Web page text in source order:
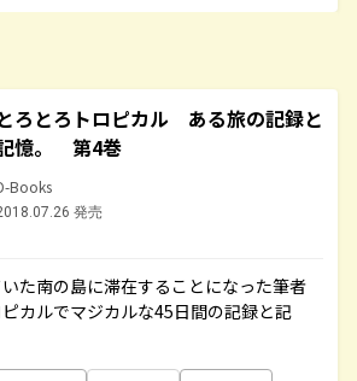
ろとろトロピカル ある旅の記録と
憶。 第4巻
Books
発売
た南の島に滞在することになった筆者
カルでマジカルな45日間の記録と記